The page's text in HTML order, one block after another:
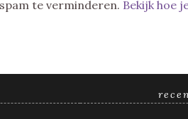
te verminderen. Bekijk hoe